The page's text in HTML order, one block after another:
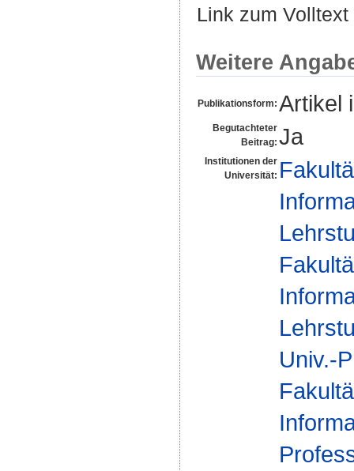
Link zum
Weitere
Publikationsform: Artikel
Begutachteter
Beitrag: Ja
Institutionen der
Universität:
Univ.-